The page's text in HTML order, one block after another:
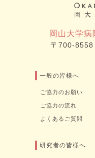
岡山大学
〒700-8558
一般の皆様へ
ご協力のお願い
ご協力の流れ
よくあるご質問
研究者の皆様へ